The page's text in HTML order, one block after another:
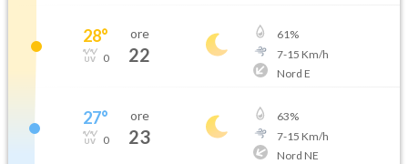
28°
0
ore
22
61%
7-15 Km/h
Nord E
27°
0
ore
23
63%
7-15 Km/h
Nord NE